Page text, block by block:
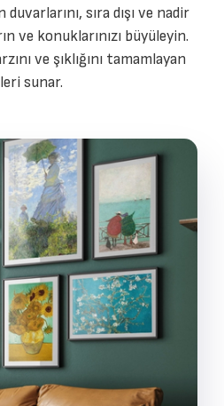
sıra dışı ve nadir
ve konuklarınızı büyüleyin.
ve şıklığını tamamlayan
sunar.